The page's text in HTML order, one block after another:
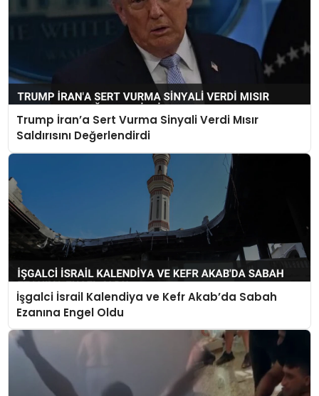
Trump İran’a Sert Vurma Sinyali Verdi Mısır
Saldırısını Değerlendirdi
İşgalci İsrail Kalendiya ve Kefr Akab’da Sabah
Ezanına Engel Oldu